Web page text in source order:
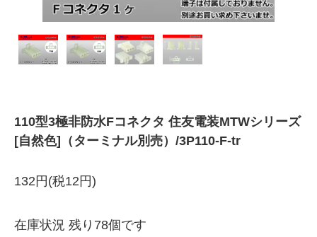
110型3極非防水Fコネクタ 住友電装MTWシリーズ
[自然色]（ターミナル別売）/3P110-F-tr
132円(税12円)
在庫状況 残り78個です